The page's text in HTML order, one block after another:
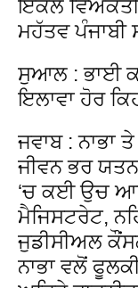
ਇਕੱਲੇ ਵਿਅਕਤੀ
ਮਹੱਤਵ ਪੰਜਾਬੀ
ਸੁਆਲ : ਭਾਈ
ਇਲਾਵਾ ਹੋਰ
ਜਵਾਬ :
ਜੀਵਨ ਭਰ
‘ਚ ਕਈ ਉਚ
ਮੈਜਿਸਟਰੇਟ,
ਜੁਡੀਸੀਅਲ
ਨਾਭਾ ਵਲੋਂ